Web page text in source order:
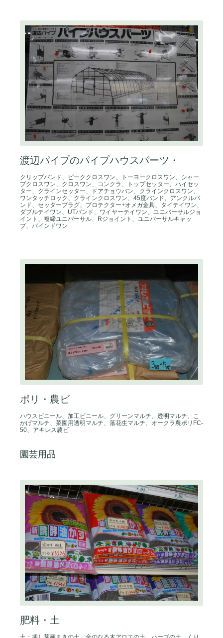
渡辺パイプのパイプハウスパーツ・
クリップバンド、ピーククロスワン、トーヨークロスワン、シャー
プクロスワン、クロスワン、コンクラ、トップセッター、ハイセッ
ター、クラインセッター、ドアチョウバン、クラインクロスワン、
ワンタッチロック、クラインクロスワン、45度バンド、アンクルバ
ンド、セッタープラグ、プロテクター+オメガ金具、タイテイワン、
ダブルテイワン、UTバンド、ワイヤーテイワン、ユニバーサルジョ
イント、複締ユニバーサル、Rジョイント、ユニバーサルキャッ
プ、バインドワン
ポリ・農ビ
ハウスビニール、加工ビニール、グリーンマルチ、透明マルチ、こ
かげマルチ、菜園用透明マルチ、落花生マルチ、オークラ農ポリFC-
50、アキレス農ビ
園芸用品
肥料・土